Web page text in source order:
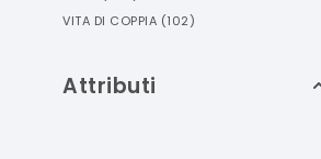
VITA DI COPPIA (102)
Attributi